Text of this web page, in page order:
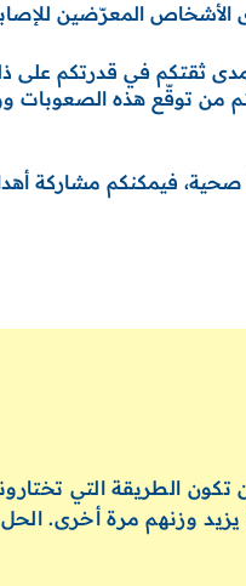
الأشخاص المعرّضين
ثقتكم في قدرتكم على
من توقّع هذه الصعوبات
صحية، فيمكنكم مشاركة
الطريقة التي
وزنهم مرة أخرى.